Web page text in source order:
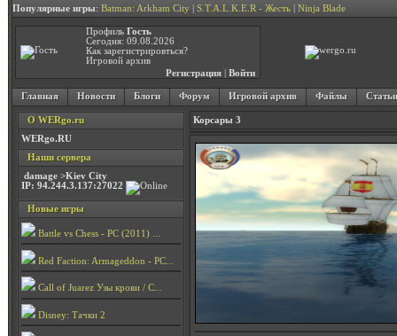
Популярные игры: Batman: Arkham City S.T.A.L.K.E.R - Жесть Ninja Blade
Профиль Гость
Сегодня: 09.08.2026
Как зарегистрировться?
Игровой архив
Регистрация
Войти
Главная Новости Блоги Форум Игровой архив Файлы Статьи
О WERgo.ru
WERgo.RU
Наши сервера
damage >Kiev City
IP: 94.244.3.137:27022
Новые игры
Battle vs Chess - PC (2011) ...
Red Faction: Armageddon - PC...
Call of Juarez Узы крови / C...
Disney: Тачки 2
Корсары 3